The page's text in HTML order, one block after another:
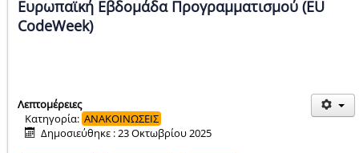
Ευρωπαϊκή Εβδομάδα Προγραμματισμού (EU
CodeWeek)
Λεπτομέρειες
Κατηγορία: ΑΝΑΚΟΙΝΩΣΕΙΣ
Δημοσιεύθηκε : 23 Οκτωβρίου 2025